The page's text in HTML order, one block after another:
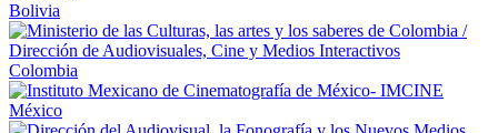
Bolivia
Colombia
México